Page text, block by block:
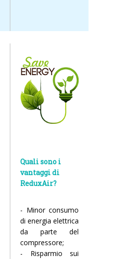
Quali sono i
vantaggi di
ReduxAir?
- Minor consumo
di energia elettrica
da parte del
compressore;
- Risparmio sui